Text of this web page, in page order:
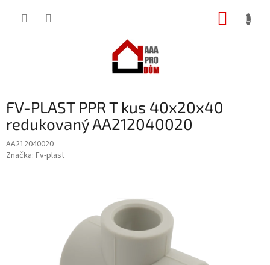
FV-PLAST PPR T kus 40x20x40
redukovaný AA212040020
AA212040020
Značka: Fv-plast